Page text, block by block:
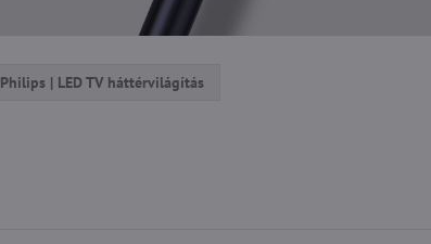
Philips | LED TV háttérvilágítás